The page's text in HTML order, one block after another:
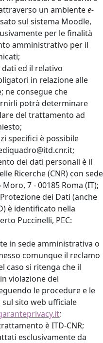
un ambientee-
sul sistema Moodle,
per le finalità
amministrativo per il
dati ed il relativo
in relazione alle
ne consegue che
potrà determinare
del trattamento ad
specifici è possibile
dei dati personali è il
Ricerche (CNR) con sede
7 - 00185 Roma (IT);
dei Dati (anche
è identificato nella
Puccinelli, PEC:
in sede amministrativa o
comunque il reclamo
caso si ritenga che il
violazione del
le procedure e le
sito web ufficiale
;
è ITD-CNR;
esclusivamente da